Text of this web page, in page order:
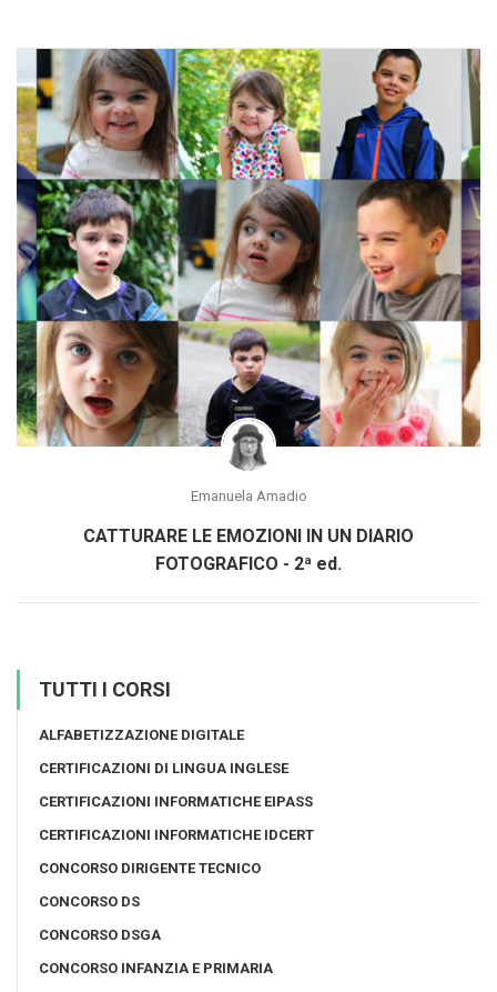
Emanuela Amadio
CATTURARE LE EMOZIONI IN UN DIARIO
FOTOGRAFICO - 2ª ed.
TUTTI I CORSI
ALFABETIZZAZIONE DIGITALE
CERTIFICAZIONI DI LINGUA INGLESE
CERTIFICAZIONI INFORMATICHE EIPASS
CERTIFICAZIONI INFORMATICHE IDCERT
CONCORSO DIRIGENTE TECNICO
CONCORSO DS
CONCORSO DSGA
CONCORSO INFANZIA E PRIMARIA